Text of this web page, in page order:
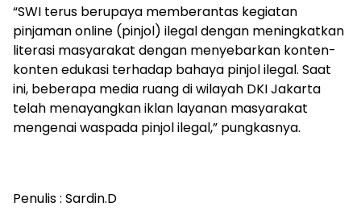
“SWI terus berupaya memberantas kegiatan
pinjaman online (pinjol) ilegal dengan meningkatkan
literasi masyarakat dengan menyebarkan konten-
konten edukasi terhadap bahaya pinjol ilegal. Saat
ini, beberapa media ruang di wilayah DKI Jakarta
telah menayangkan iklan layanan masyarakat
mengenai waspada pinjol ilegal,” pungkasnya.
Penulis : Sardin.D